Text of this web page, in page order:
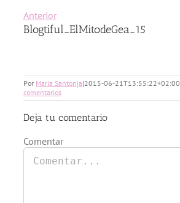
Anterior
Blogtiful_ElMitodeGea_15
Por Maria Santonja|2015-06-21T13:55:22+02:00
comentarios
Deja tu comentario
Comentar